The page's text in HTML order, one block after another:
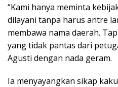
“Kami hanya meminta
dilayani tanpa harus antre
membawa nama daerah.
yang tidak pantas dari
Agusti dengan nada geram.
Ia menyayangkan sikap